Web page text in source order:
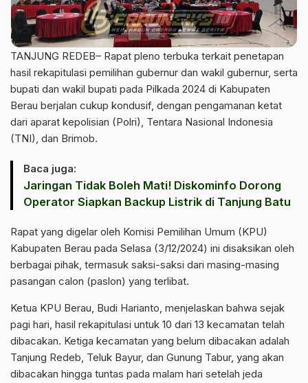
TANJUNG REDEB– Rapat pleno terbuka terkait penetapan
hasil rekapitulasi pemilihan gubernur dan wakil gubernur, serta
bupati dan wakil bupati pada Pilkada 2024 di Kabupaten
Berau berjalan cukup kondusif, dengan pengamanan ketat
dari aparat kepolisian (Polri), Tentara Nasional Indonesia
(TNI), dan Brimob.
Baca juga:
‎Jaringan Tidak Boleh Mati! Diskominfo Dorong
Operator Siapkan Backup Listrik di Tanjung Batu
Rapat yang digelar oleh Komisi Pemilihan Umum (KPU)
Kabupaten Berau pada Selasa (3/12/2024) ini disaksikan oleh
berbagai pihak, termasuk saksi-saksi dari masing-masing
pasangan calon (paslon) yang terlibat.
Ketua KPU Berau, Budi Harianto, menjelaskan bahwa sejak
pagi hari, hasil rekapitulasi untuk 10 dari 13 kecamatan telah
dibacakan. Ketiga kecamatan yang belum dibacakan adalah
Tanjung Redeb, Teluk Bayur, dan Gunung Tabur, yang akan
dibacakan hingga tuntas pada malam hari setelah jeda